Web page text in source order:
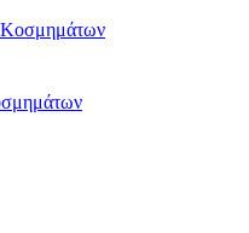
Κοσμημάτων